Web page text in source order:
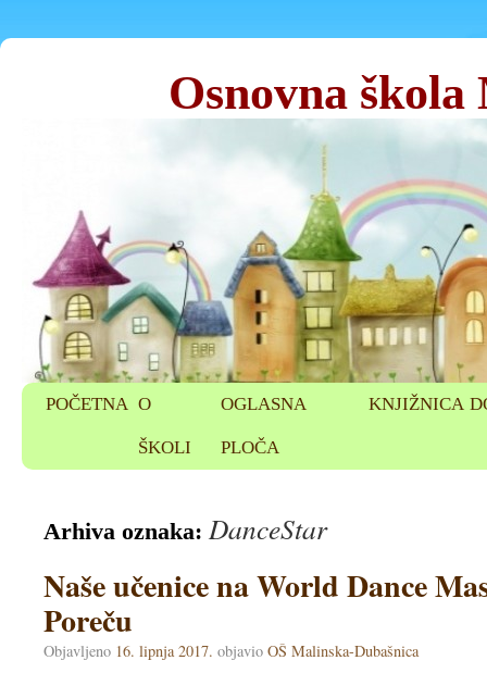
Osnovna
POČETNA O
ŠKOLI
OGLASNA
PLOČA
KNJIŽNICA
Arhiva oznaka: DanceStar
Naše učenice na World Dance
Poreču
Objavljeno 16. lipnja 2017. objavio OŠ Malinska-Dubašnica